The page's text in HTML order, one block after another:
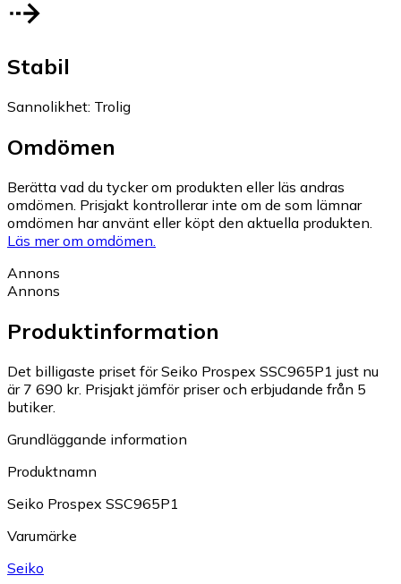
Stabil
Sannolikhet: Trolig
Omdömen
Berätta vad du tycker om produkten eller läs andras
omdömen. Prisjakt kontrollerar inte om de som lämnar
omdömen har använt eller köpt den aktuella produkten.
Läs mer om omdömen.
Annons
Annons
Produktinformation
Det billigaste priset för Seiko Prospex SSC965P1 just nu
är 7 690 kr. Prisjakt jämför priser och erbjudande från 5
butiker.
Grundläggande information
Produktnamn
Seiko Prospex SSC965P1
Varumärke
Seiko